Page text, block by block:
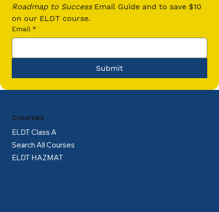
Roadmap to Success Email Guide and to save $10
on our ELDT course.
Email *
Submit
ELDT Class A
Search All Courses
ELDT HAZMAT
Courses